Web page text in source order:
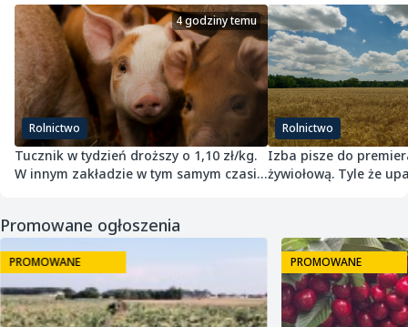
Rolnictwo
4 godziny temu
Tucznik w tydzień droższy o 1,10 zł/kg.
W innym zakładzie w tym samym czasie
Rolnictwo
Izba pisze do
żywiołową. Tyle że
Promowane ogłoszenia
PROMOWANE PROMOWANE